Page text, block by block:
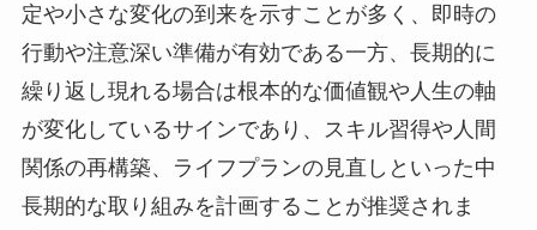
定や小さな変化の到来を示すことが多く、即時の
行動や注意深い準備が有効である一方、長期的に
繰り返し現れる場合は根本的な価値観や人生の軸
が変化しているサインであり、スキル習得や人間
関係の再構築、ライフプランの見直しといった中
長期的な取り組みを計画することが推奨されま